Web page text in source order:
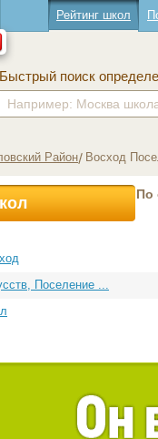
Рейтинг школ
Быстрый поиск
Район Восход
По
Поселение ...